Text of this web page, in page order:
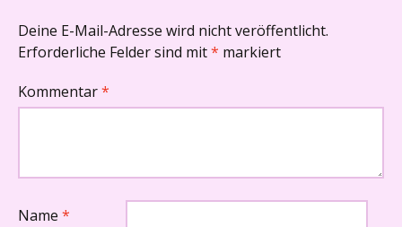
Deine E-Mail-Adresse wird nicht veröffentlicht.
Erforderliche Felder sind mit* markiert
Kommentar*
Name *